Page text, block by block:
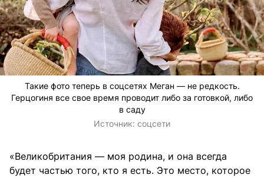
Такие фото теперь в соцсетях Меган — не редкость.
Герцогиня все свое время проводит либо за готовкой, либо
в саду
Источник: соцсети
«Великобритания — моя родина, и она всегда
будет частью того, кто я есть. Это место, которое